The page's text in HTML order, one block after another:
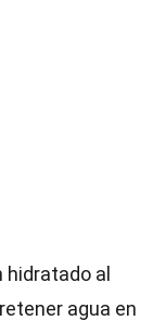
al
agua en